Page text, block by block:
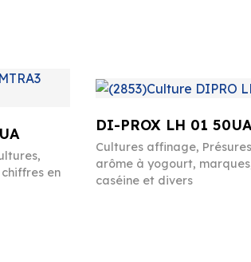
en
DI-PROX LH 01
Cultures affinage,
arôme à yogourt,
caséine et divers